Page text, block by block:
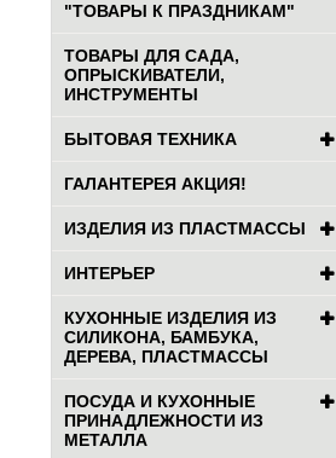
"ТОВАРЫ К ПРАЗДНИКАМ"
ТОВАРЫ ДЛЯ САДА,
ОПРЫСКИВАТЕЛИ,
ИНСТРУМЕНТЫ
БЫТОВАЯ ТЕХНИКА
ГАЛАНТЕРЕЯ АКЦИЯ!
ИЗДЕЛИЯ ИЗ ПЛАСТМАССЫ
ИНТЕРЬЕР
КУХОННЫЕ ИЗДЕЛИЯ ИЗ
СИЛИКОНА, БАМБУКА,
ДЕРЕВА, ПЛАСТМАССЫ
ПОСУДА И КУХОННЫЕ
ПРИНАДЛЕЖНОСТИ ИЗ
МЕТАЛЛА